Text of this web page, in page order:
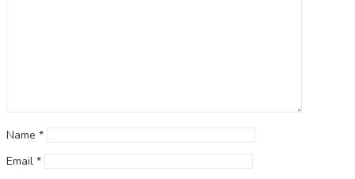
Name *
Email *